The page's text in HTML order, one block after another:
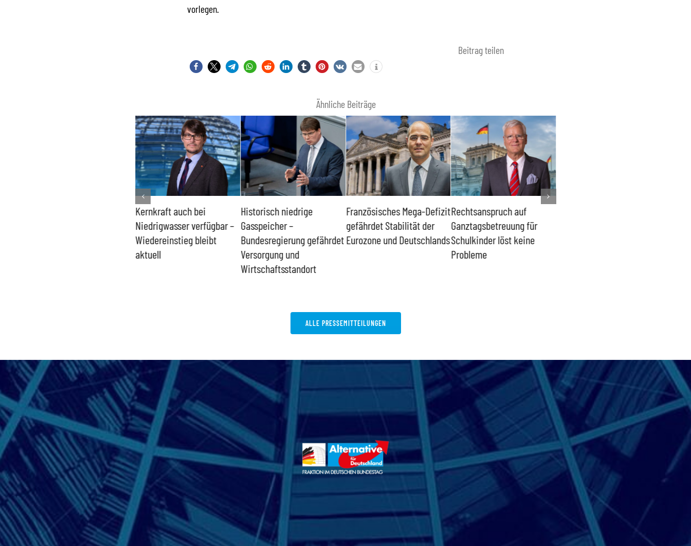
vorlegen.
Beitrag teilen
Ähnliche Beiträge
Kernkraft auch bei
Niedrigwasser verfügbar –
Wiedereinstieg bleibt
aktuell
Historisch niedrige
Gasspeicher –
Bundesregierung gefährdet
Versorgung und
Wirtschaftsstandort
Französisches Mega-Defizit
gefährdet Stabilität der
Eurozone und Deutschlands
Rechtsanspruch auf
Ganztagsbetreuung für
Schulkinder löst keine
Probleme
ALLE PRESSEMITTEILUNGEN